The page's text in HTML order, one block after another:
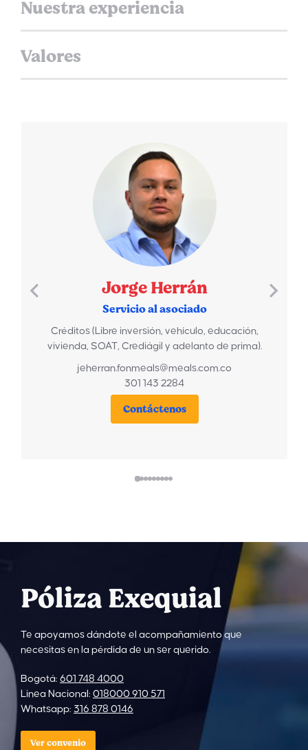
Nuestra experiencia
Valores
Jorge Herrán
Servicio al asociado
Créditos (Libre inversión, vehículo, educación,
vivienda, SOAT, Crediágil y adelanto de prima).
jeherran.fonmeals@meals.com.co
301 143 2284
Contáctenos
Póliza Exequial
Te apoyamos dándote el acompañamiento que
necesitas en la pérdida de un ser querido.
Bogotá: 601 748 4000
Linea Nacional: 018000 910 571
Whatsapp: 316 878 0146
Ver convenio